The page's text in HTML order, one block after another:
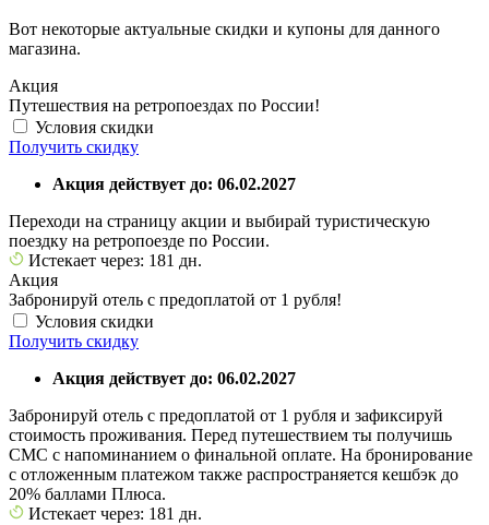
Вот некоторые актуальные скидки и купоны для данного
магазина.
Акция
Путешествия на ретропоездах по России!
Условия скидки
Получить скидку
Акция действует до: 06.02.2027
Переходи на страницу акции и выбирай туристическую
поездку на ретропоезде по России.
Истекает через: 181 дн.
Акция
Забронируй отель с предоплатой от 1 рубля!
Условия скидки
Получить скидку
Акция действует до: 06.02.2027
Забронируй отель с предоплатой от 1 рубля и зафиксируй
стоимость проживания. Перед путешествием ты получишь
СМС с напоминанием о финальной оплате. На бронирование
с отложенным платежом также распространяется кешбэк до
20% баллами Плюса.
Истекает через: 181 дн.